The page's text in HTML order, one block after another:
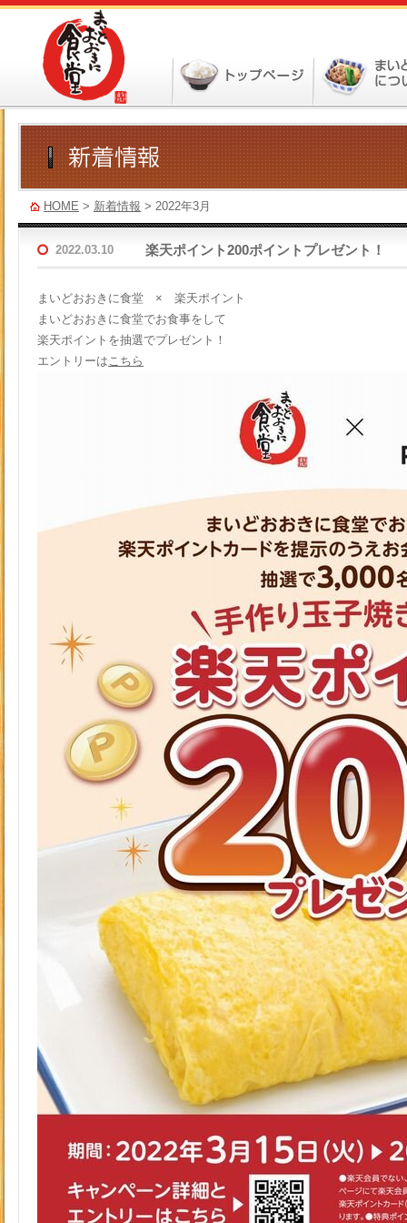
HOME > 新着情報 > 2022年3月
2022.03.10 楽天ポイント200ポイントプレゼント！
まいどおおきに食堂 × 楽天ポイント
まいどおおきに食堂でお食事をして
楽天ポイントを抽選でプレゼント！
エントリーは こちら